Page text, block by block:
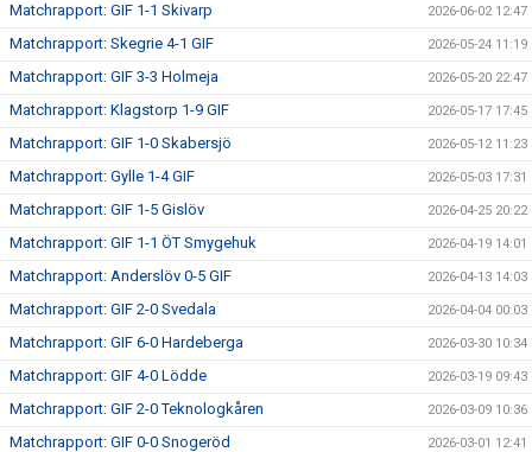
Matchrapport: GIF 1-1 Skivarp 2026-06-02 12:47
Matchrapport: Skegrie 4-1 GIF 2026-05-24 11:19
Matchrapport: GIF 3-3 Holmeja 2026-05-20 22:47
Matchrapport: Klagstorp 1-9 GIF 2026-05-17 17:45
Matchrapport: GIF 1-0 Skabersjö 2026-05-12 11:23
Matchrapport: Gylle 1-4 GIF 2026-05-03 17:31
Matchrapport: GIF 1-5 Gislöv 2026-04-25 20:22
Matchrapport: GIF 1-1 ÖT Smygehuk 2026-04-19 14:01
Matchrapport: Anderslöv 0-5 GIF 2026-04-13 14:03
Matchrapport: GIF 2-0 Svedala 2026-04-04 00:03
Matchrapport: GIF 6-0 Hardeberga 2026-03-30 10:34
Matchrapport: GIF 4-0 Lödde 2026-03-19 09:43
Matchrapport: GIF 2-0 Teknologkåren 2026-03-09 10:36
Matchrapport: GIF 0-0 Snogeröd 2026-03-01 12:41